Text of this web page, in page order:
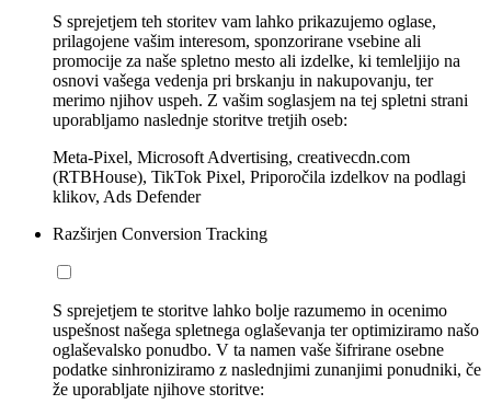
S sprejetjem teh storitev vam lahko prikazujemo oglase,
prilagojene vašim interesom, sponzorirane vsebine ali
promocije za naše spletno mesto ali izdelke, ki temleljijo na
osnovi vašega vedenja pri brskanju in nakupovanju, ter
merimo njihov uspeh. Z vašim soglasjem na tej spletni strani
uporabljamo naslednje storitve tretjih oseb:
Meta-Pixel, Microsoft Advertising, creativecdn.com
(RTBHouse), TikTok Pixel, Priporočila izdelkov na podlagi
klikov, Ads Defender
Razširjen Conversion Tracking
S sprejetjem te storitve lahko bolje razumemo in ocenimo
uspešnost našega spletnega oglaševanja ter optimiziramo našo
oglaševalsko ponudbo. V ta namen vaše šifrirane osebne
podatke sinhroniziramo z naslednjimi zunanjimi ponudniki, če
že uporabljate njihove storitve: